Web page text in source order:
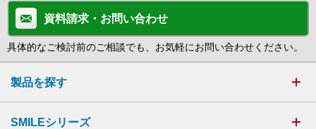
資料請求・お問い合わせ
具体的なご検討前のご相談でも、お気軽にお問い合わせください。
製品を探す
SMILEシリーズ